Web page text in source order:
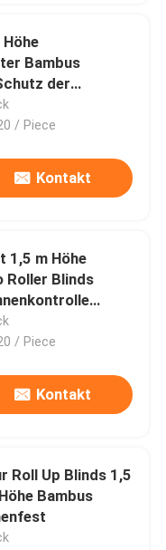
Bambus
der
/ Piece
Kontakt
1,5 m Höhe
Roller Blinds
/ Piece
Kontakt
Roll Up Blinds 1,5
Bambus